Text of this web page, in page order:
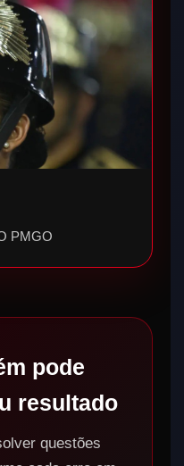
PMGO
pode
resultado
questões